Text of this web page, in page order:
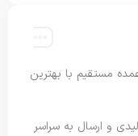
مستقیم با بهترین
و ارسال به سراسر